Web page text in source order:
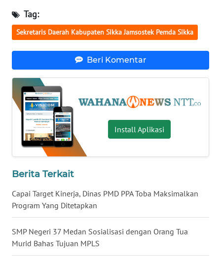
Tag:
Sekretaris Daerah Kabupaten Sikka Jamsostek Pemda Sikka
Beri Komentar
Install Aplikasi
Berita Terkait
Capai Target Kinerja, Dinas PMD PPA Toba Maksimalkan
Program Yang Ditetapkan
SMP Negeri 37 Medan Sosialisasi dengan Orang Tua
Murid Bahas Tujuan MPLS
WN
KALTENG
KALTARA
WN
KALSEL
WN
KALTIM
WN
WN
GORONTALO
WN
SULUT